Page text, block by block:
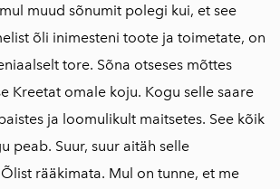
muud sõnumit polegi kui, et see
õli inimesteni toote ja toimetate, on
tore. Sõna otseses mõttes
Kreetat omale koju. Kogu selle saare
ja loomulikult maitsetes. See kõik
peab. Suur, suur aitäh selle
rääkimata. Mul on tunne, et me